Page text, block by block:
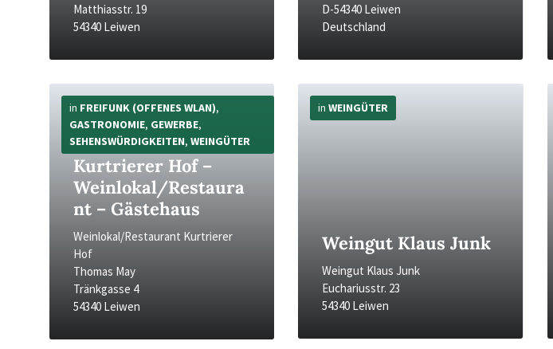
Matthiasstr. 19
54340 Leiwen
D-54340 Leiwen
Deutschland
Kurtrierer Hof –
Weinlokal/Restaura
nt – Gästehaus
Weinlokal/Restaurant Kurtrierer
Hof
Thomas May
Tränkgasse 4
54340 Leiwen
in FREIFUNK (OFFENES WLAN),
GASTRONOMIE, GEWERBE,
SEHENSWÜRDIGKEITEN, WEINGÜTER
Infos
Weingut Klaus Junk
Weingut Klaus Junk
Euchariusstr. 23
54340 Leiwen
inWEINGÜTER
Infos